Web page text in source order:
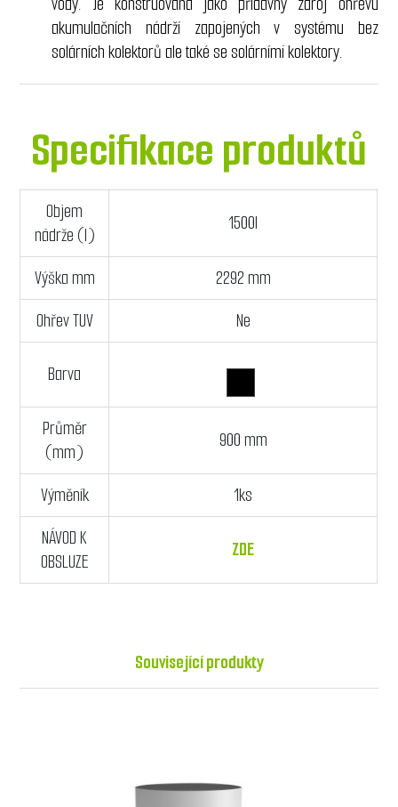
akumulačních nádrží zapojených v systému bez
solárních kolektorů ale také se solárními kolektory.
Specifikace produktů
Objem
nádrže (l)
1500l
Výška mm
2292 mm
Ohřev TUV
Ne
Barva
Průměr
(mm)
900 mm
Výměník
1ks
NÁVOD K
OBSLUZE
ZDE
Související produkty